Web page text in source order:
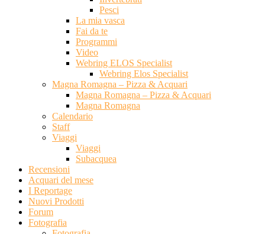
Pesci
La mia vasca
Fai da te
Programmi
Video
Webring ELOS Specialist
Webring Elos Specialist
Magna Romagna – Pizza & Acquari
Magna Romagna – Pizza & Acquari
Magna Romagna
Calendario
Staff
Viaggi
Viaggi
Subacquea
Recensioni
Acquari del mese
I Reportage
Nuovi Prodotti
Forum
Fotografia